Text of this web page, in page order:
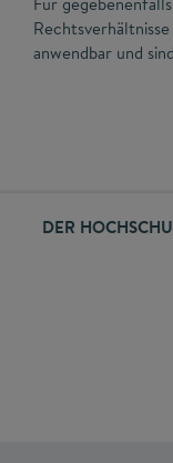
anwendbar und
DER